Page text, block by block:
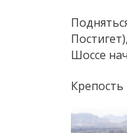
Шоссе
Крепость